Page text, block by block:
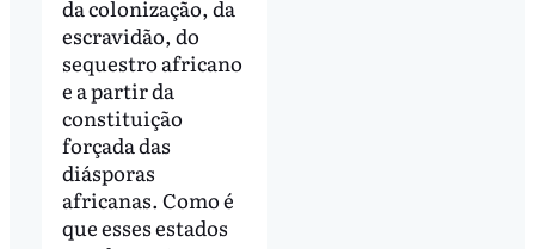
da colonização, da
escravidão, do
sequestro africano
e a partir da
constituição
forçada das
diásporas
africanas. Como é
que esses estados